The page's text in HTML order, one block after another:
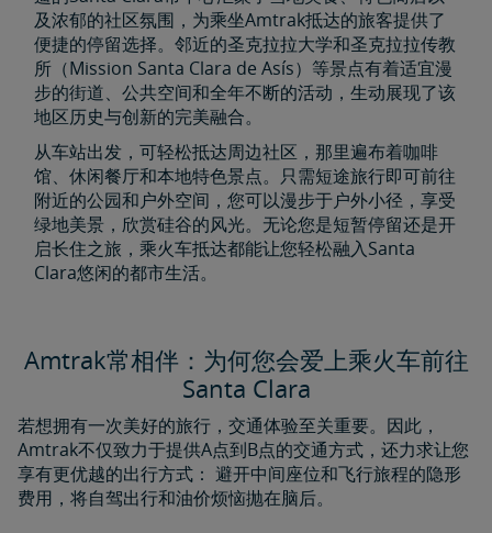
及浓郁的社区氛围，为乘坐Amtrak抵达的旅客提供了
便捷的停留选择。邻近的圣克拉拉大学和圣克拉拉传教
所（Mission Santa Clara de Asís）等景点有着适宜漫
步的街道、公共空间和全年不断的活动，生动展现了该
地区历史与创新的完美融合。
从车站出发，可轻松抵达周边社区，那里遍布着咖啡
馆、休闲餐厅和本地特色景点。只需短途旅行即可前往
附近的公园和户外空间，您可以漫步于户外小径，享受
绿地美景，欣赏硅谷的风光。无论您是短暂停留还是开
启长住之旅，乘火车抵达都能让您轻松融入Santa
Clara悠闲的都市生活。
Amtrak常相伴：为何您会爱上乘火车前往
Santa Clara
若想拥有一次美好的旅行，交通体验至关重要。因此，
Amtrak不仅致力于提供A点到B点的交通方式，还力求让您
享有更优越的出行方式： 避开中间座位和飞行旅程的隐形
费用，将自驾出行和油价烦恼抛在脑后。